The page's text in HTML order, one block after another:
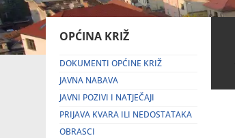
OPĆINA KRIŽ
DOKUMENTI OPĆINE KRIŽ
JAVNA NABAVA
JAVNI POZIVI I NATJEČAJI
PRIJAVA KVARA ILI NEDOSTATAKA
OBRASCI